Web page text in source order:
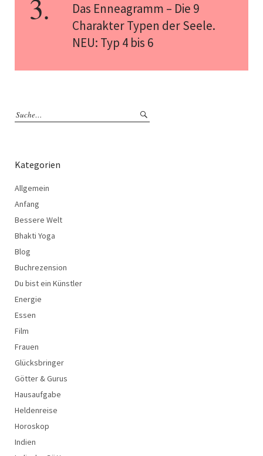
Das Enneagramm – Die 9
Charakter Typen der Seele.
NEU: Typ 4 bis 6
Kategorien
Allgemein
Anfang
Bessere Welt
Bhakti Yoga
Blog
Buchrezension
Du bist ein Künstler
Energie
Essen
Film
Frauen
Glücksbringer
Götter & Gurus
Hausaufgabe
Heldenreise
Horoskop
Indien